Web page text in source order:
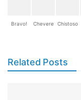
Bravo! Chevere Chistoso
Related Posts